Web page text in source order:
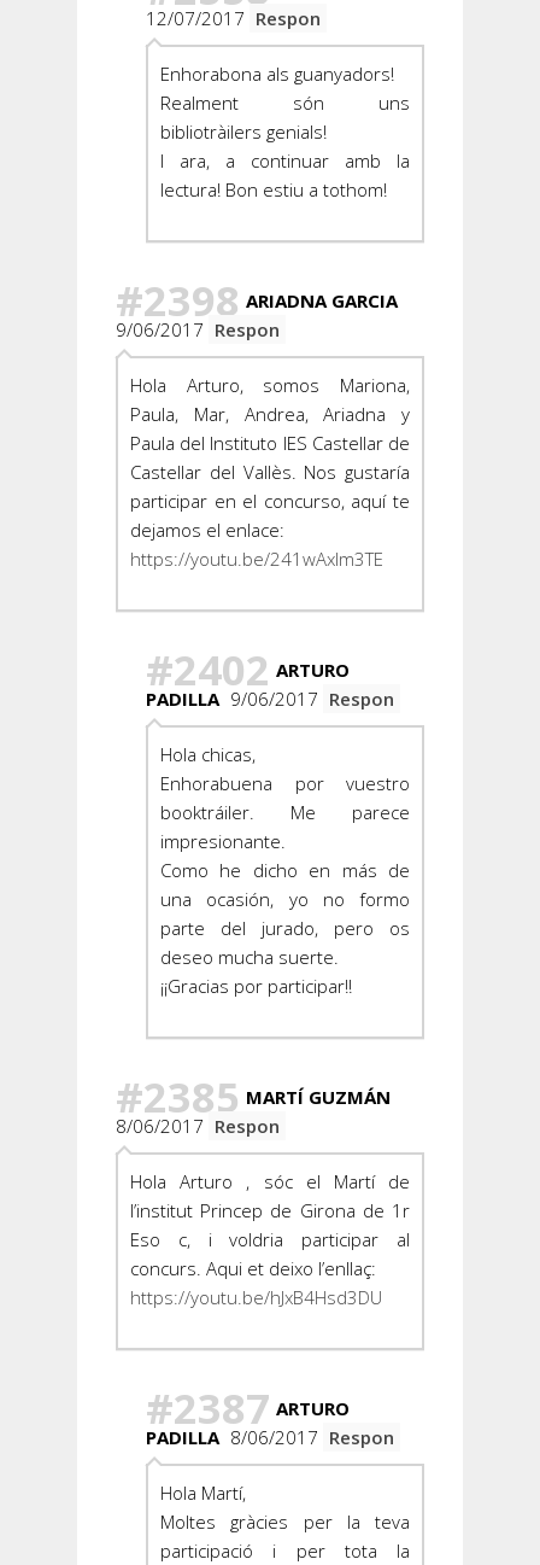
12/07/2017 Respon
Enhorabona als guanyadors!
Realment són uns
bibliotràilers genials!
I ara, a continuar amb la
lectura! Bon estiu a tothom!
#2398 ARIADNA GARCIA
9/06/2017 Respon
Hola Arturo, somos Mariona,
Paula, Mar, Andrea, Ariadna y
Paula del Instituto IES Castellar de
Castellar del Vallès. Nos gustaría
participar en el concurso, aquí te
dejamos el enlace:
https://youtu.be/241wAxlm3TE
#2402 ARTURO
PADILLA 9/06/2017 Respon
Hola chicas,
Enhorabuena por vuestro
booktráiler. Me parece
impresionante.
Como he dicho en más de
una ocasión, yo no formo
parte del jurado, pero os
deseo mucha suerte.
¡¡Gracias por participar!!
#2385 MARTÍ GUZMÁN
8/06/2017 Respon
Hola Arturo , sóc el Martí de
l’institut Princep de Girona de 1r
Eso c, i voldria participar al
concurs. Aqui et deixo l’enllaç:
https://youtu.be/hJxB4Hsd3DU
#2387 ARTURO
PADILLA 8/06/2017 Respon
Hola Martí,
Moltes gràcies per la teva
participació i per tota la